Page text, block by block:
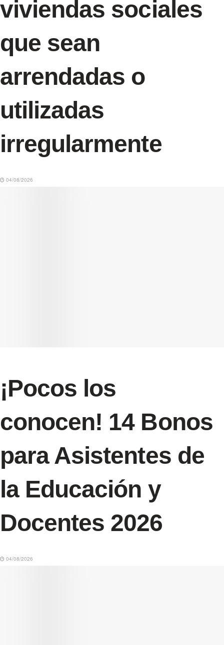
viviendas sociales
que sean
arrendadas o
utilizadas
irregularmente
04/08/2026
¡Pocos los
conocen! 14 Bonos
para Asistentes de
la Educación y
Docentes 2026
04/08/2026